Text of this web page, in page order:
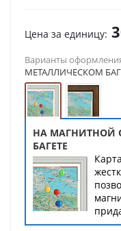
Цена за единицу:
Варианты
МЕТАЛЛИЧЕСКОМ
НА МАГНИТНОЙ
БАГЕТЕ